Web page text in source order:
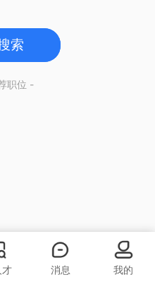
索
职位 -
才 消息 我的